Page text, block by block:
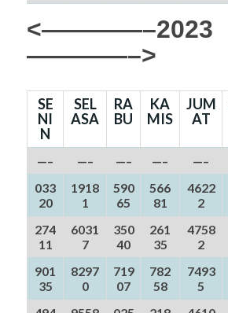
<————–2023
————–>
SE
NI
N
SEL
ASA
RA
BU
KA
MIS
JUM
AT
—– —– —– —– —–
033
20
1918
1
590
65
566
81
4622
2
274
11
6031
7
350
40
261
35
4758
2
901
35
8297
0
719
07
782
58
7493
5